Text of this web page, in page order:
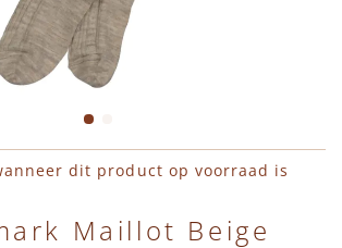
van de afbeeldingen-gallerij
dit product op voorraad is
Maillot Beige